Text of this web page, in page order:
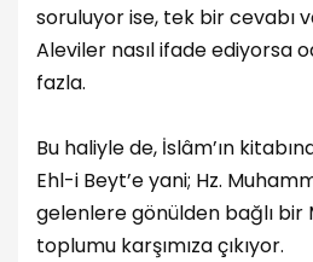
soruluyor ise, tek bir cevabı
Aleviler nasıl ifade ediyorsa
fazla.
Bu haliyle de, İslâm’ın
Ehl-i Beyt’e yani; Hz.
gelenlere gönülden bağlı bir
toplumu karşımıza çıkıyor.